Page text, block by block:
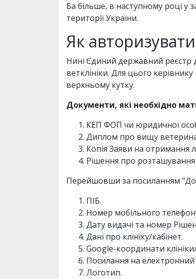
Ба більше, в наступному році
території України.
Як
Нині Єдиний державний реєстр
ветклініки. Для цього
верхньому кутку.
Документи, які необхідно
КЕП ФОП чи юридичної
Диплом про вищу
Копія Заяви на отримання
Рішення про розташування
Перейшовши за посиланням "До
ПІБ.
Номер мобільного
Дату видачі та номер
Дані про клініку/кабінет.
Google-координати
Посилання на електронний
Логотип.